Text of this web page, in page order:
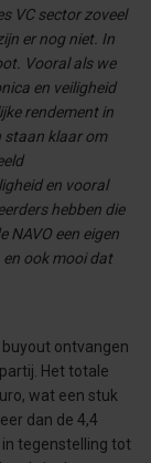
VC sector zoveel
er nog niet. In
Vooral als we
en veiligheid
rendement in
staan klaar om
en vooral
hebben die
NAVO een eigen
ook mooi dat
buyout ontvangen
Het totale
wat een stuk
dan de 4,4
in tegenstelling tot